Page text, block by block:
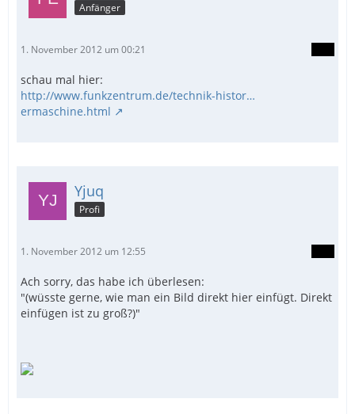
Anfänger
1. November 2012 um 00:21
schau mal hier:
http://www.funkzentrum.de/technik-histor…
ermaschine.html
Yjuq
Profi
1. November 2012 um 12:55
Ach sorry, das habe ich überlesen:
"(wüsste gerne, wie man ein Bild direkt hier einfügt. Direkt
einfügen ist zu groß?)"